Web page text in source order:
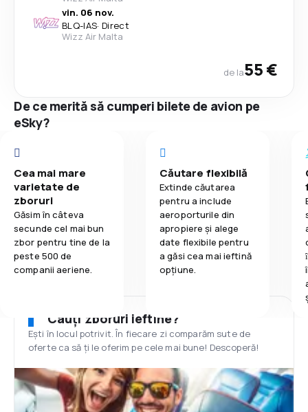
vin. 06 nov.
BLQ-IAS· Direct
Wizz Air Malta
de la55 €
De ce merită să cumperi bilete de avion pe
eSky?
Cea mai mare
varietate de
zboruri
Găsim în câteva
secunde cel mai bun
zbor pentru tine de la
peste 500 de
companii aeriene.
Căutare flexibilă
Extinde căutarea
pentru a include
aeroporturile din
apropiere și alege
date flexibile pentru
a găsi cea mai ieftină
opțiune.
Cauți zboruri ieftine?
Ești în locul potrivit. În fiecare zi comparăm sute de
oferte ca să ți le oferim pe cele mai bune! Descoperă!